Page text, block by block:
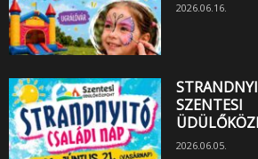
2026.06.16.
SZENTESI
2026.06.05.